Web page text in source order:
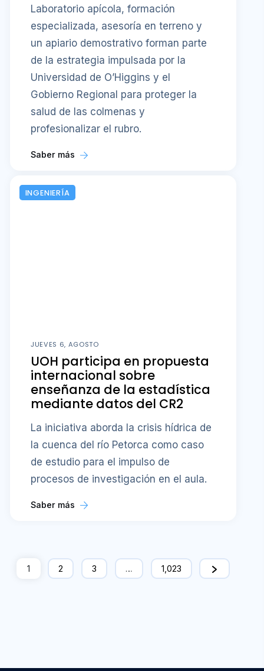
Laboratorio apícola, formación
especializada, asesoría en terreno y
un apiario demostrativo forman parte
de la estrategia impulsada por la
Universidad de O’Higgins y el
Gobierno Regional para proteger la
salud de las colmenas y
profesionalizar el rubro.
Saber más
INGENIERÍA
JUEVES 6, AGOSTO
UOH participa en propuesta
internacional sobre
enseñanza de la estadística
mediante datos del CR2
La iniciativa aborda la crisis hídrica de
la cuenca del río Petorca como caso
de estudio para el impulso de
procesos de investigación en el aula.
Saber más
1 2 3 … 1,023